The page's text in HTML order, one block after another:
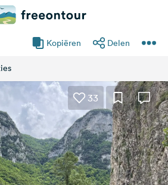
Kopiëren Delen
33